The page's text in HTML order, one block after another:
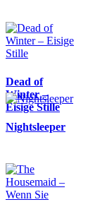
Dead of
Winter –
Eisige Stille
Nightsleeper